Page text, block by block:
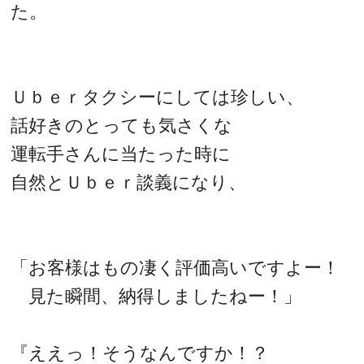
た。
Ｕｂｅｒタクシーにしては珍しい、
話好きのとっても気さくな
運転手さんに当たった時に
自然とＵｂｅｒ談義になり、
「お客様はもの凄く評価高いですよー！
見た瞬間、納得しましたねー！」
『ええっ！そうなんですか！？